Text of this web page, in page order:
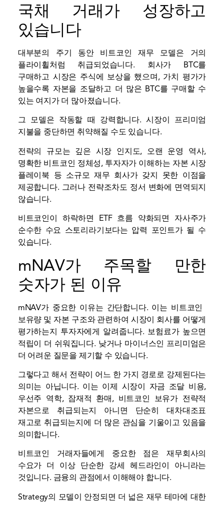
국채 거래가 성장하고
있습니다
대부분의 주기 동안 비트코인 ​​재무 모델은 거의
플라이휠처럼 취급되었습니다. 회사가 BTC를
구매하고 시장은 주식에 보상을 했으며, 가치 평가가
높을수록 자본을 조달하고 더 많은 BTC를 구매할 수
있는 여지가 더 많아졌습니다.
그 모델은 작동할 때 강력합니다. 시장이 프리미엄
지불을 중단하면 취약해질 수도 있습니다.
전략의 규모는 깊은 시장 인지도, 오랜 운영 역사,
명확한 비트코인 ​​정체성, 투자자가 이해하는 자본 시장
플레이북 등 소규모 재무 회사가 갖지 못한 이점을
제공합니다. 그러나 전략조차도 정서 변화에 면역되지
않습니다.
비트코인이 하락하면 ETF 흐름 약화되면 자사주가
순수한 수요 스토리라기보다는 압력 포인트가 될 수
있습니다.
mNAV가 주목할 만한
숫자가 된 이유
mNAV가 중요한 이유는 간단합니다. 이는 비트코인 ​​
보유량 및 자본 구조와 관련하여 시장이 회사를 어떻게
평가하는지 투자자에게 알려줍니다. 보험료가 높으면
적립이 더 쉬워집니다. 낮거나 마이너스인 프리미엄은
더 어려운 질문을 제기할 수 있습니다.
그렇다고 해서 전략이 어느 한 가지 경로로 강제된다는
의미는 아닙니다. 이는 이제 시장이 자금 조달 비용,
우선주 역학, 잠재적 환매, 비트코인 ​​보유가 전략적
자본으로 취급되는지 아니면 단순히 대차대조표
재고로 취급되는지에 더 많은 관심을 기울이고 있음을
의미합니다.
비트코인 거래자들에게 중요한 점은 재무회사의
수요가 더 이상 단순한 강세 헤드라인이 아니라는
것입니다. 금융의 관점에서 이해해야 합니다.
Strategy의 모델이 안정되면 더 넓은 재무 테마에 대한